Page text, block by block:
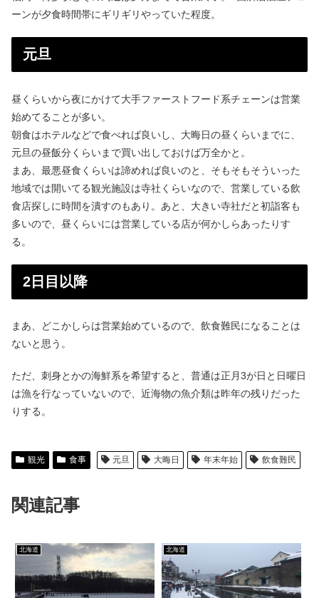
ーンが夕食時間帯にギリギリやっていた程度。
元旦
昼くらいから夜にかけて大手ファーストフード系チェーンは営業
始めてることが多い。
朝食はホテルなどで食べれば良いし、大晦日の昼くらいまでに、
元旦の昼飯分くらいまで買い出しておけば万全かと。
まあ、最悪昼食くらいは諦めれば良いのと、そもそもそういった
地域では開いてる観光施設は寺社くらいなので、営業している飲
食店探しに時間を潰すのもあり。あと、大きい寺社だと初詣客も
多いので、昼くらいには営業している店が何かしらあったりす
る。
2日目以降
まあ、どこかしらは営業始めているので、飲食難民になることは
ないと思う。
ただ、刺身とかの海鮮系を希望すると、普通は正月3が日と日曜日
は漁を行なっていないので、近海物の魚介類は昨年の残りだった
りする。
観光 食事 元旦 大晦日 年末年始 飲食難民
関連記事
北海道 北海道